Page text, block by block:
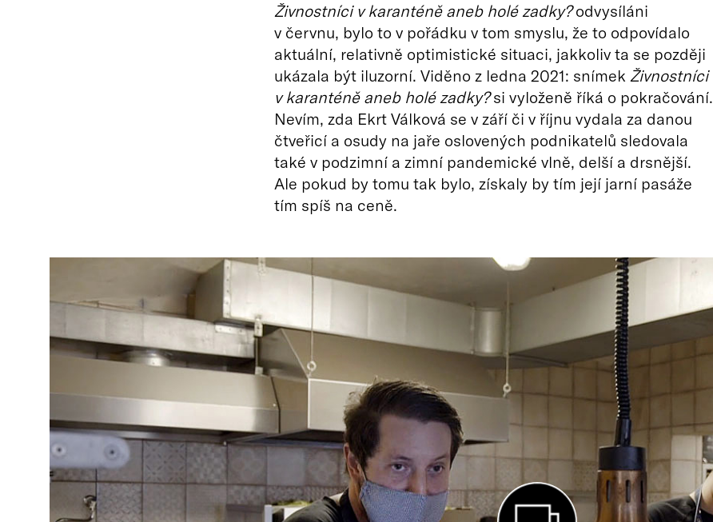
Živnostníci v karanténě aneb holé zadky?odvysíláni
v červnu, bylo to v pořádku v tom smyslu, že to odpovídalo
aktuální, relativně optimistické situaci, jakkoliv ta se později
ukázala být iluzorní. Viděno z ledna 2021: snímek Živnostníci
v karanténě aneb holé zadky?si vyloženě říká o pokračování.
Nevím, zda Ekrt Válková se v září či v říjnu vydala za danou
čtveřicí a osudy na jaře oslovených podnikatelů sledovala
také v podzimní a zimní pandemické vlně, delší a drsnější.
Ale pokud by tomu tak bylo, získaly by tím její jarní pasáže
tím spíš na ceně.